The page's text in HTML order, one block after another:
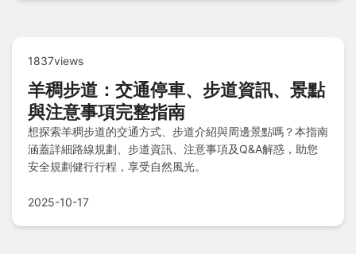
1837views
羊稠步道：交通停車、步道資訊、景點
與注意事項完整指南
想探索羊稠步道的交通方式、步道介紹與周邊景點嗎？本指南
涵蓋詳細路線規劃、步道資訊、注意事項及Q&A解惑，助您
安全規劃健行行程，享受自然風光。
2025-10-17